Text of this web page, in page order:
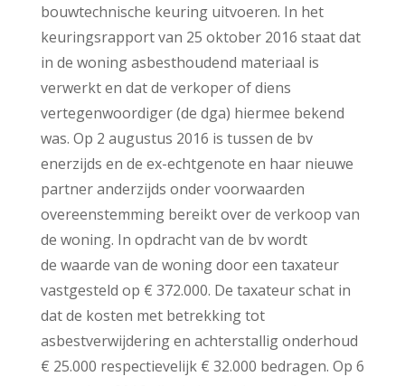
bouwtechnische keuring uitvoeren. In het
keuringsrapport van 25 oktober 2016 staat dat
in de woning asbesthoudend materiaal is
verwerkt en dat de verkoper of diens
vertegenwoordiger (de dga) hiermee bekend
was. Op 2 augustus 2016 is tussen de bv
enerzijds en de ex-echtgenote en haar nieuwe
partner anderzijds onder voorwaarden
overeenstemming bereikt over de verkoop van
de woning. In opdracht van de bv wordt
de waarde van de woning door een taxateur
vastgesteld op € 372.000. De taxateur schat in
dat de kosten met betrekking tot
asbestverwijdering en achterstallig onderhoud
€ 25.000 respectievelijk € 32.000 bedragen. Op 6